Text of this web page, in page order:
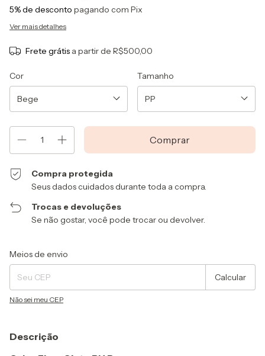
5% de desconto pagando com Pix
Ver mais detalhes
Frete grátis a partir de R$500,00
Cor Tamanho
Compra protegida
Seus dados cuidados durante toda a compra.
Trocas e devoluções
Se não gostar, você pode trocar ou devolver.
Entregas para o CEP:
Meios de envio
Calcular
Não sei meu CEP
Descrição